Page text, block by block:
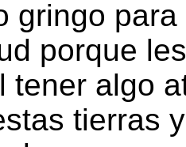
gringo
porque
tener algo
tierras